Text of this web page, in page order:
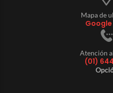
Mapa de
Atención
(01)